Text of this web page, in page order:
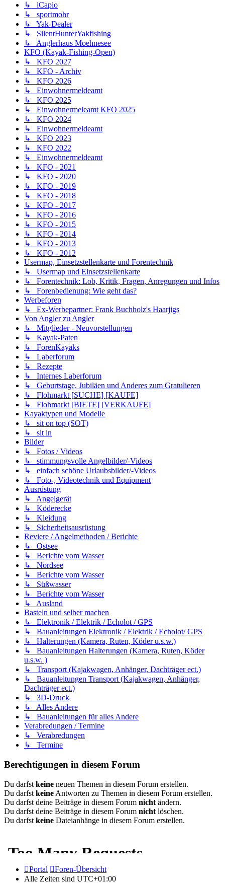
↳ iCapio
↳ sportmohr
↳ Yak-Dealer
↳ SilentHunterYakfishing
↳ Anglerhaus Moehnesee
KFO (Kayak-Fishing-Open)
↳ KFO 2027
↳ KFO - Archiv
↳ KFO 2026
↳ Einwohnermeldeamt
↳ KFO 2025
↳ Einwohnermeleamt KFO 2025
↳ KFO 2024
↳ Einwohnermeldeamt
↳ KFO 2023
↳ KFO 2022
↳ Einwohnermeldeamt
↳ KFO - 2021
↳ KFO - 2020
↳ KFO - 2019
↳ KFO - 2018
↳ KFO - 2017
↳ KFO - 2016
↳ KFO - 2015
↳ KFO - 2014
↳ KFO - 2013
↳ KFO - 2012
Usermap, Einsetzstellenkarte und Forentechnik
↳ Usermap und Einsetzstellenkarte
↳ Forentechnik: Lob, Kritik, Fragen, Anregungen und Infos
↳ Forenbedienung: Wie geht das?
Werbeforen
↳ Ex-Werbepartner: Frank Buchholz's Haarjigs
Von Angler zu Angler
↳ Mitglieder - Neuvorstellungen
↳ Kayak-Paten
↳ ForenKayaks
↳ Laberforum
↳ Rezepte
↳ Internes Laberforum
↳ Geburtstage, Jubiläen und Anderes zum Gratulieren
↳ Flohmarkt [SUCHE] [KAUFE]
↳ Flohmarkt [BIETE] [VERKAUFE]
Kayaktypen und Modelle
↳ sit on top (SOT)
↳ sit in
Bilder
↳ Fotos / Videos
↳ stimmungsvolle Angelbilder/-Videos
↳ einfach schöne Urlaubsbilder/-Videos
↳ Foto-, Videotechnik und Equipment
Ausrüstung
↳ Angelgerät
↳ Köderecke
↳ Kleidung
↳ Sicherheitsausrüstung
Reviere / Angelmethoden / Berichte
↳ Ostsee
↳ Berichte vom Wasser
↳ Nordsee
↳ Berichte vom Wasser
↳ Süßwasser
↳ Berichte vom Wasser
↳ Ausland
Basteln und selber machen
↳ Elektronik / Elektrik / Echolot / GPS
↳ Bauanleitungen Elektronik / Elektrik / Echolot/ GPS
↳ Halterungen (Kamera, Ruten, Köder u.s.w.)
↳ Bauanleitungen Halterungen (Kamera, Ruten, Köder
u.s.w. )
↳ Transport (Kajakwagen, Anhänger, Dachträger ect.)
↳ Bauanleitungen Transport (Kajakwagen, Anhänger,
Dachträger ect.)
↳ 3D-Druck
↳ Alles Andere
↳ Bauanleitungen für alles Andere
Verabredungen / Termine
↳ Verabredungen
↳ Termine
Berechtigungen in diesem Forum
Du darfst keine neuen Themen in diesem Forum erstellen.
Du darfst keine Antworten zu Themen in diesem Forum erstellen.
Du darfst deine Beiträge in diesem Forum nicht ändern.
Du darfst deine Beiträge in diesem Forum nicht löschen.
Du darfst keine Dateianhänge in diesem Forum erstellen.
Portal
Foren-Übersicht
Alle Zeiten sind UTC+01:00